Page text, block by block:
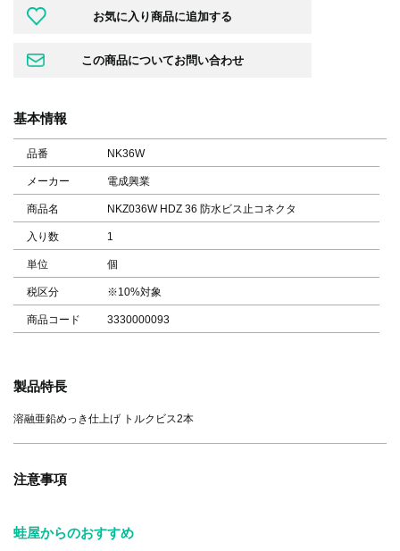
基本情報
品番 NK36W
メーカー 電成興業
商品名 NKZ036W HDZ 36 防水ビス止コネクタ
入り数 1
単位 個
税区分 ※10%対象
商品コード 3330000093
製品特長
溶融亜鉛めっき仕上げ トルクビス2本
注意事項
蛙屋からのおすすめ